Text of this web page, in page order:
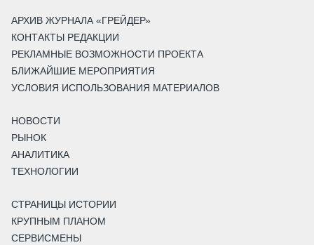
АРХИВ ЖУРНАЛА «ГРЕЙДЕР»
КОНТАКТЫ РЕДАКЦИИ
РЕКЛАМНЫЕ ВОЗМОЖНОСТИ ПРОЕКТА
БЛИЖАЙШИЕ МЕРОПРИЯТИЯ
УСЛОВИЯ ИСПОЛЬЗОВАНИЯ МАТЕРИАЛОВ
НОВОСТИ
РЫНОК
АНАЛИТИКА
ТЕХНОЛОГИИ
СТРАНИЦЫ ИСТОРИИ
КРУПНЫМ ПЛАНОМ
СЕРВИСМЕНЫ